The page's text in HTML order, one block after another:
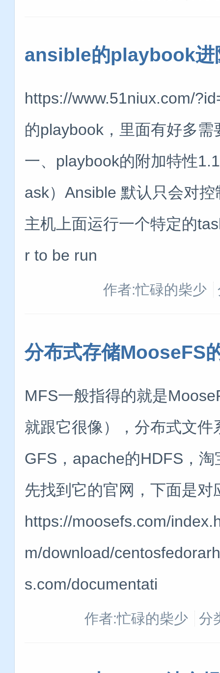
ansible的playbook进
https://www.51niux.com/
的playbook，里面有好多
一、playbook的附加特性
ask）Ansible 默认只会对
主机上面运行一个特定的
r to be run
作者:忙碌的柴少
分布式存储MooseFS
MFS一般指得的就是
就跟它很像），分布式文
GFS，apache的HDFS，
先找到它的官网，下面是
https://moosefs.com/
m/download/
s.com/documentati
作者:忙碌的柴少 分